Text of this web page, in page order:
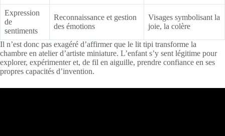
Expression
de
sentiments
Reconnaissance et gestion
des émotions
Visages symbolisant la
joie, la colère
Il n’est donc pas exagéré d’affirmer que le lit tipi transforme la
chambre en atelier d’artiste miniature. L’enfant s’y sent légitime pour
explorer, expérimenter et, de fil en aiguille, prendre confiance en ses
propres capacités d’invention.